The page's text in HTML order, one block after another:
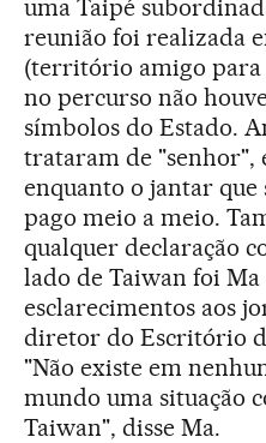
uma Taipé
reunião foi realizada
(território amigo para
no percurso não
símbolos do Estado.
trataram de "senhor",
enquanto o jantar que
pago meio a meio.
qualquer declaração
lado de Taiwan foi
esclarecimentos aos
diretor do Escritório
"Não existe em
mundo uma situação
Taiwan", disse Ma.